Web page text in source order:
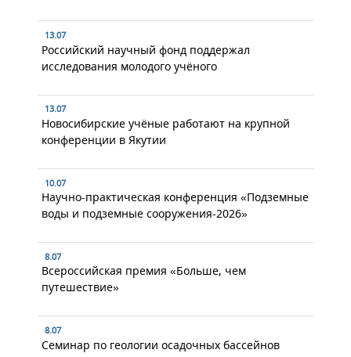
13.07
Российский научный фонд поддержал
исследования молодого учёного
13.07
Новосибирские учёные работают на крупной
конференции в Якутии
10.07
Научно-практическая конференция «Подземные
воды и подземные сооружения-2026»
8.07
Всероссийская премия «Больше, чем
путешествие»
8.07
Семинар по геологии осадочных бассейнов